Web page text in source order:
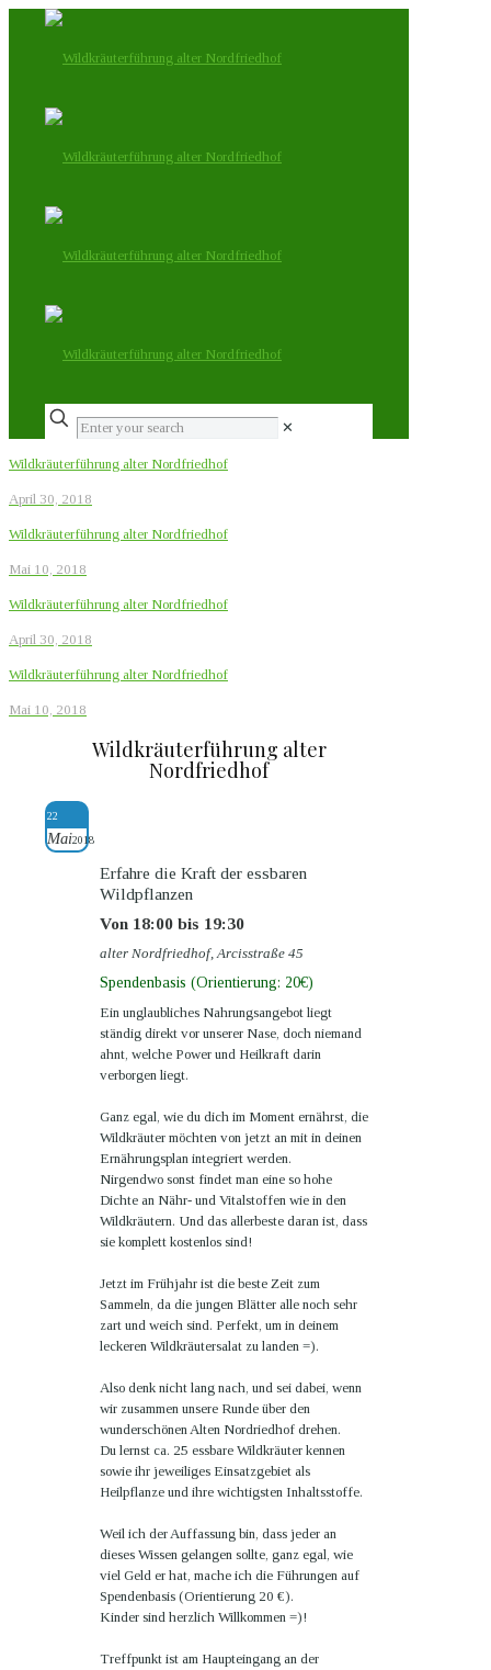
✕
Wildkräuterführung alter Nordfriedhof
April 30, 2018
Wildkräuterführung alter Nordfriedhof
Mai 10, 2018
Wildkräuterführung alter Nordfriedhof
April 30, 2018
Wildkräuterführung alter Nordfriedhof
Mai 10, 2018
Wildkräuterführung alter
Nordfriedhof
22
Mai2018
Erfahre die Kraft der essbaren
Wildpflanzen
Von 18:00 bis 19:30
alter Nordfriedhof, Arcisstraße 45
Spendenbasis (Orientierung: 20€)
Ein unglaubliches Nahrungsangebot liegt
ständig direkt vor unserer Nase, doch niemand
ahnt, welche Power und Heilkraft darin
verborgen liegt.
Ganz egal, wie du dich im Moment ernährst, die
Wildkräuter möchten von jetzt an mit in deinen
Ernährungsplan integriert werden.
Nirgendwo sonst findet man eine so hohe
Dichte an Nähr- und Vitalstoffen wie in den
Wildkräutern. Und das allerbeste daran ist, dass
sie komplett kostenlos sind!
Jetzt im Frühjahr ist die beste Zeit zum
Sammeln, da die jungen Blätter alle noch sehr
zart und weich sind. Perfekt, um in deinem
leckeren Wildkräutersalat zu landen =).
Also denk nicht lang nach, und sei dabei, wenn
wir zusammen unsere Runde über den
wunderschönen Alten Nordriedhof drehen.
Du lernst ca. 25 essbare Wildkräuter kennen
sowie ihr jeweiliges Einsatzgebiet als
Heilpflanze und ihre wichtigsten Inhaltsstoffe.
Weil ich der Auffassung bin, dass jeder an
dieses Wissen gelangen sollte, ganz egal, wie
viel Geld er hat, mache ich die Führungen auf
Spendenbasis (Orientierung 20 €).
Kinder sind herzlich Willkommen =)!
Treffpunkt ist am Haupteingang an der